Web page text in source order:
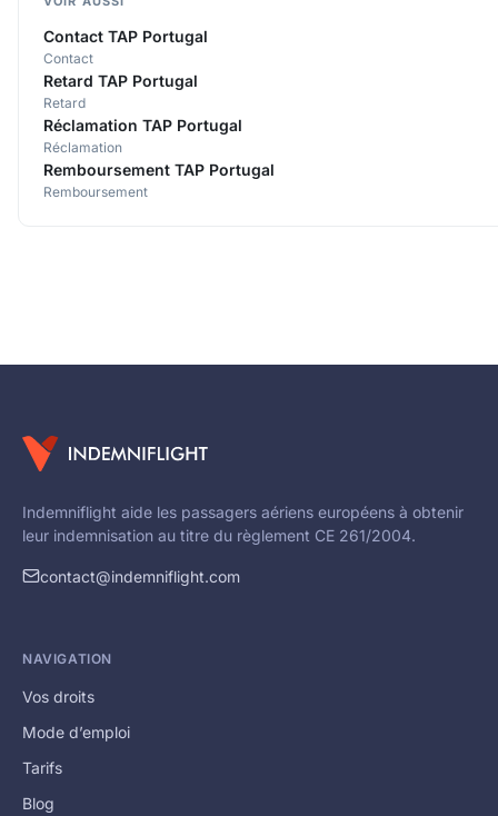
Contact TAP Portugal
Contact
Retard TAP Portugal
Retard
Réclamation TAP Portugal
Réclamation
Remboursement TAP Portugal
Remboursement
Indemniflight aide les passagers aériens européens à obtenir
leur indemnisation au titre du règlement CE 261/2004.
contact@indemniflight.com
NAVIGATION
Vos droits
Mode d’emploi
Tarifs
Blog